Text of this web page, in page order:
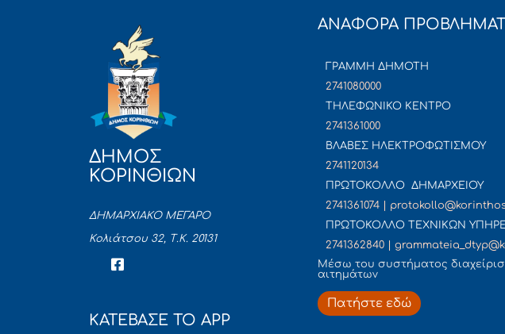
ΔΗΜΟΣ
ΚΟΡΙΝΘΙΩΝ
ΔΗΜΑΡΧΙΑΚΟ ΜΕΓΑΡΟ
Κολιάτσου 32, Τ.Κ. 20131
ΚΑΤΕΒΑΣΕ ΤΟ APP
ΑΝΑΦΟΡΑ
ΓΡΑΜΜΗ ΔΗΜΟΤΗ
2741080000
ΤΗΛΕΦΩΝΙΚΟ ΚΕΝΤΡΟ
2741361000
ΒΛΑΒΕΣ ΗΛΕΚΤΡΟΦΩΤΙΣΜΟΥ
2741120134
ΠΡΩΤΟΚΟΛΛΟ ΔΗΜΑΡΧΕΙΟΥ
2741361074 |
ΠΡΩΤΟΚΟΛΛΟ ΤΕΧΝΙΚΩΝ
2741362840 |
Mέσω του συστήματος
αιτημάτων
Πατήστε εδώ